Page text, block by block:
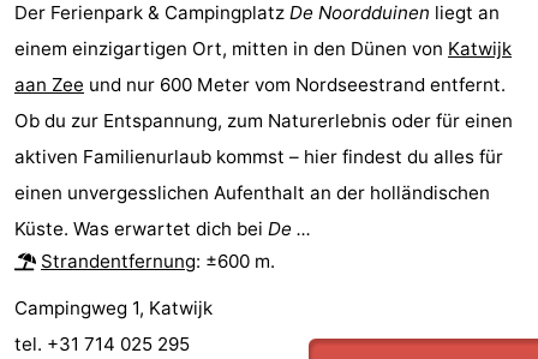
Der Ferienpark & Campingplatz De Noordduinen liegt an
einem einzigartigen Ort, mitten in den Dünen von Katwijk
aan Zee und nur 600 Meter vom Nordseestrand entfernt.
Ob du zur Entspannung, zum Naturerlebnis oder für einen
aktiven Familienurlaub kommst – hier findest du alles für
einen unvergesslichen Aufenthalt an der holländischen
Küste. Was erwartet dich bei De ...
Strandentfernung: ±600 m.
Campingweg 1, Katwijk
tel. +31 714 025 295